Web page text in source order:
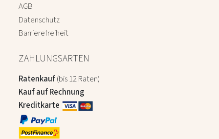
AGB
Datenschutz
Barrierefreiheit
ZAHLUNGSARTEN
Ratenkauf(bis 12 Raten)
Kauf auf Rechnung
Kreditkarte